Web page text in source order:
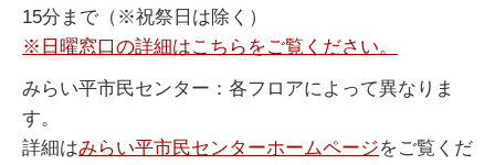
15分まで（※祝祭日は除く）
※日曜窓口の詳細はこちらをご覧ください。
みらい平市民センター：各フロアによって異なりま
す。
詳細はみらい平市民センターホームページをご覧くだ